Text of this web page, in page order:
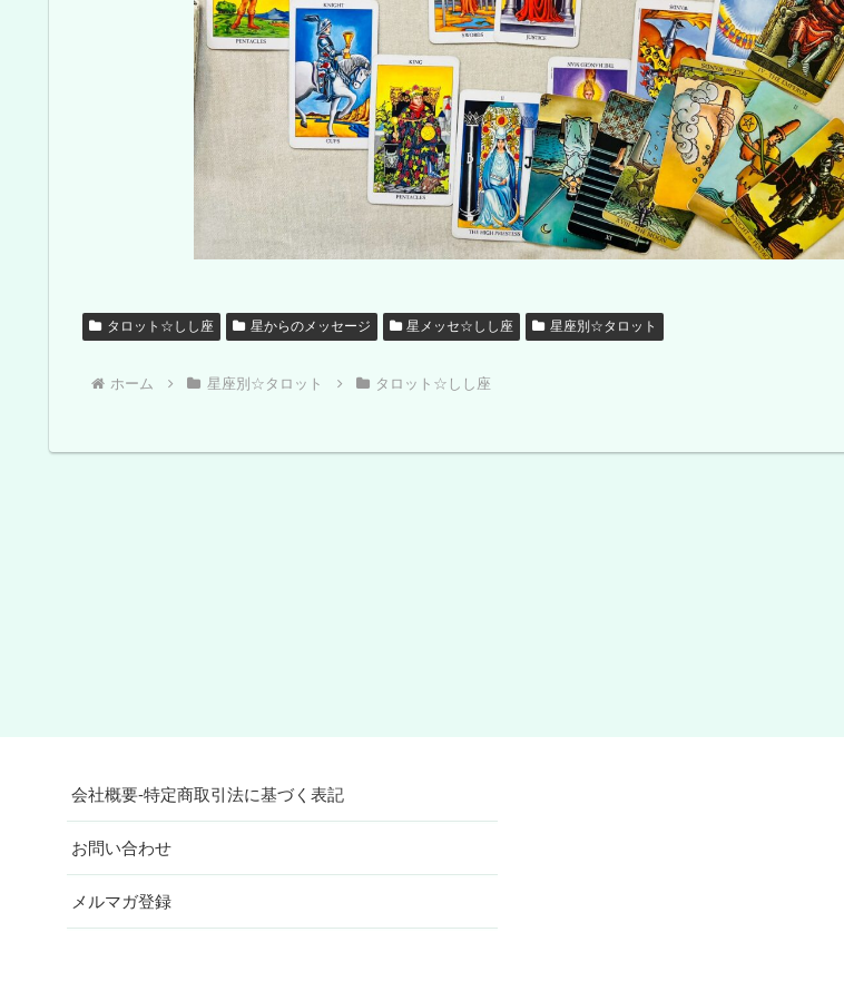
タロット☆しし座 星からのメッセージ 星メッセ☆しし座 星座別☆タロット
ホーム 星座別☆タロット タロット☆しし座
会社概要-特定商取引法に基づく表記
お問い合わせ
メルマガ登録